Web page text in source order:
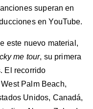
superan en
en YouTube.
este nuevo material,
me tour, su primera
El recorrido
Palm Beach,
Unidos, Canadá,